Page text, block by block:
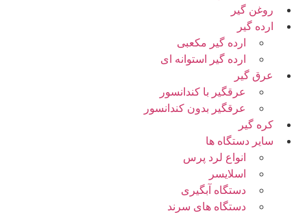
روغن گیر
ارده گیر
ارده گیر مکعبی
ارده گیر استوانه ای
عرق گیر
عرقگیر با کندانسور
عرقگیر بدون کندانسور
کره گیر
سایر دستگاه ها
انواع لرد پرس
اسلایسر
دستگاه آبگیری
دستگاه های سرند